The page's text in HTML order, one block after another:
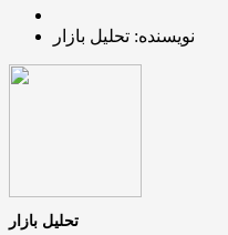
نویسنده: تحلیل بازار
تحلیل بازار